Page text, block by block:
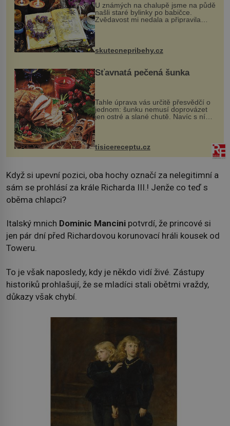
U známých na chalupě jsme na půdě
našli staré bylinky po babičce.
Zvědavost mi nedala a připravila
jsem si z nich lektvar… Zimní pobyt
na chalupě se pro mě vlastní vinou
změnil v děsivý zážitek, na kt...
skutecnepribehy.cz
Šťavnatá pečená šunka
Tahle úprava vás určitě přesvědčí o
jednom: šunku nemusí doprovázet
jen ostré a slané chutě. Navíc s ní
nakrmíte poměrně hodně hladových
krků. Ingredience sádlo 3 kg šunky
vcelku 3 stroužky česneku hl...
tisicereceptu.cz
Když si upevní pozici, oba hochy označí za nelegitimní a
sám se prohlásí za krále Richarda III.! Jenže co teď s
oběma chlapci?
Italský mnich Dominic Mancini potvrdí, že princové si
jen pár dní před Richardovou korunovací hráli kousek od
Toweru.
To je však naposledy, kdy je někdo vidí živé. Zástupy
historiků prohlašují, že se mladíci stali obětmi vraždy,
důkazy však chybí.